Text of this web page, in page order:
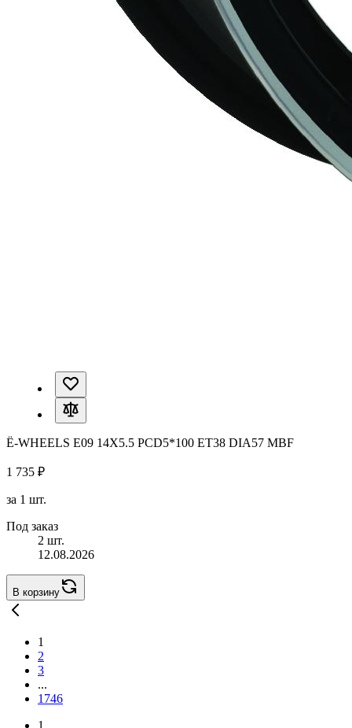
Ё-WHEELS E09 14X5.5 PCD5*100 ET38 DIA57 MBF
1 735 ₽
за 1 шт.
Под заказ
2 шт.
12.08.2026
В корзину
1
2
3
...
1746
1